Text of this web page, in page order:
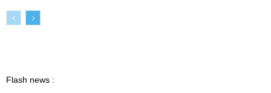
Flash news :